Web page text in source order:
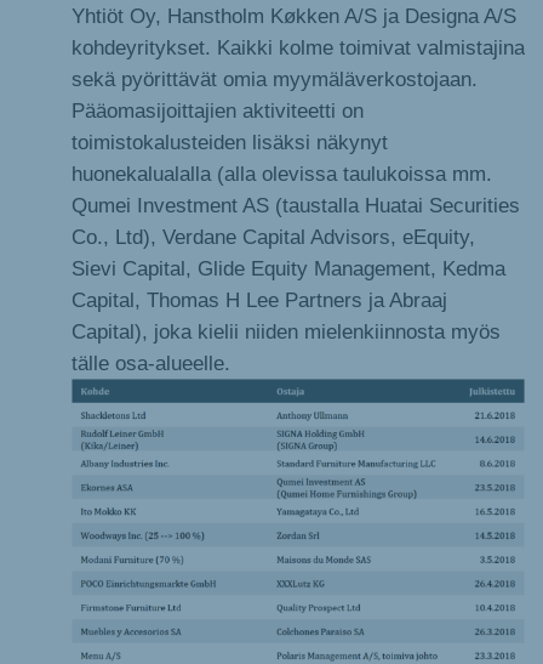
Yhtiöt Oy, Hanstholm Køkken A/S ja Designa A/S
kohdeyritykset. Kaikki kolme toimivat valmistajina
sekä pyörittävät omia myymäläverkostojaan.
Pääomasijoittajien aktiviteetti on
toimistokalusteiden lisäksi näkynyt
huonekalualalla (alla olevissa taulukoissa mm.
Qumei Investment AS (taustalla Huatai Securities
Co., Ltd), Verdane Capital Advisors, eEquity,
Sievi Capital, Glide Equity Management, Kedma
Capital, Thomas H Lee Partners ja Abraaj
Capital), joka kielii niiden mielenkiinnosta myös
tälle osa-alueelle.